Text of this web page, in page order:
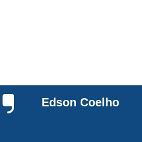
Waldirene
Monteiro